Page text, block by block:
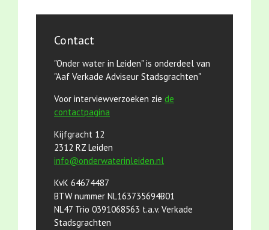
Contact
"Onder water in Leiden" is onderdeel van
"Aaf Verkade Adviseur Stadsgrachten"
Voor interviewverzoeken zie de
contactpagina
Kijfgracht 12
2312 RZ Leiden
info@onderwaterinleiden.nl
KvK 64674487
BTW nummer NL163735694B01
NL47 Trio 0391068563 t.a.v. Verkade
Stadsgrachten